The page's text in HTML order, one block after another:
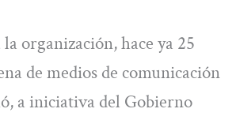
organización, hace ya 25
de medios de comunicación
a iniciativa del Gobierno